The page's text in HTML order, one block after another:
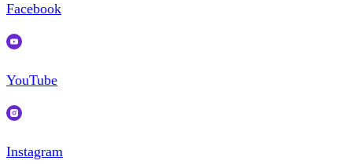
Facebook
YouTube
Instagram